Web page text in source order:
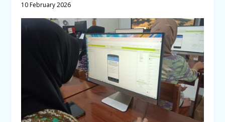
10 February 2026